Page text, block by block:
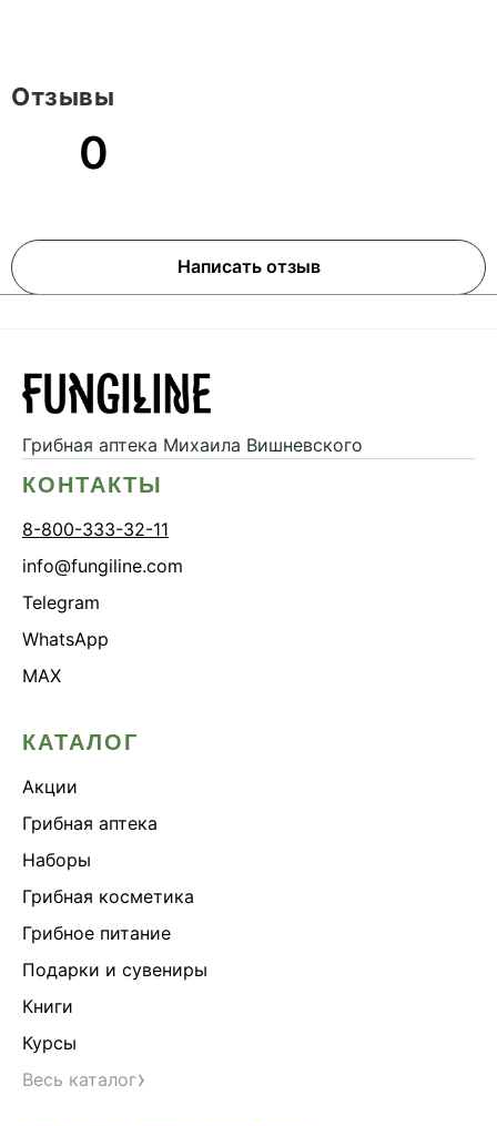
0
Написать отзыв
Отзывы
Грибная аптека Михаила Вишневского
КОНТАКТЫ
8-800-333-32-11
info@fungiline.com
Telegram
WhatsApp
MAX
КАТАЛОГ
Акции
Грибная аптека
Наборы
Грибная косметика
Грибное питание
Подарки и сувениры
Книги
Курсы
Весь каталог›